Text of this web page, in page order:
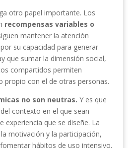
otro papel importante. Los
recompensas variables o
mantener la atención
su capacidad para generar
que sumar la dimensión social,
compartidos permiten
propio con el de otras personas.
no son neutras. Y es que
contexto en el que sean
experiencia que se diseñe. La
motivación y la participación,
hábitos de uso intensivo.